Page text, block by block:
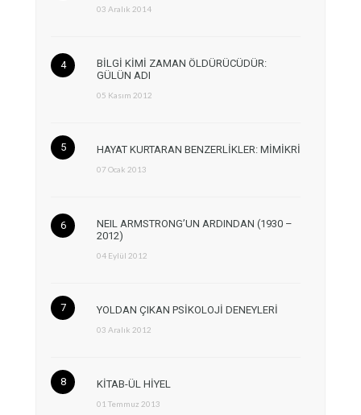
03 Aralık 2014
BİLGİ KİMİ ZAMAN ÖLDÜRÜCÜDÜR:
GÜLÜN ADI
05 Kasım 2012
HAYAT KURTARAN BENZERLİKLER: MİMİKRİ
07 Ocak 2013
NEIL ARMSTRONG’UN ARDINDAN (1930 –
2012)
04 Eylül 2012
YOLDAN ÇIKAN PSİKOLOJİ DENEYLERİ
03 Aralık 2012
KİTAB-ÜL HİYEL
01 Temmuz 2013